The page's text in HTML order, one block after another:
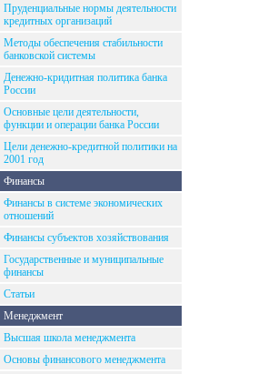
Пруденциальные нормы деятельности
кредитных организаций
Методы обеспечения стабильности
банковской системы
Денежно-кридитная политика банка
России
Основные цели деятельности,
функции и операции банка России
Цели денежно-кредитной политики на
2001 год
Финансы
Финансы в системе экономических
отношений
Финансы субъектов хозяйствования
Государственные и муниципальные
финансы
Статьи
Менеджмент
Высшая школа менеджмента
Основы финансового менеджмента